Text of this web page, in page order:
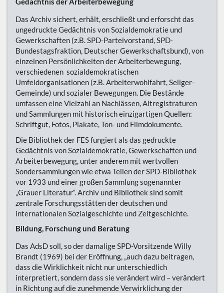
Das Archiv sichert, erhält, erschließt und erforscht das
ungedruckte Gedächtnis von Sozialdemokratie und
Gewerkschaften (z.B. SPD-Parteivorstand, SPD-
Bundestagsfraktion, Deutscher Gewerkschaftsbund), von
einzelnen Persönlichkeiten der Arbeiterbewegung,
verschiedenen sozialdemokratischen
Umfeldorganisationen (z.B. Arbeiterwohlfahrt, Seliger-
Gemeinde) und sozialer Bewegungen. Die Bestände
umfassen eine Vielzahl an Nachlässen, Altregistraturen
und Sammlungen mit historisch einzigartigen Quellen:
Schriftgut, Fotos, Plakate, Ton- und Filmdokumente.
Die Bibliothek der FES fungiert als das gedruckte
Gedächtnis von Sozialdemokratie, Gewerkschaften und
Arbeiterbewegung, unter anderem mit wertvollen
Sondersammlungen wie etwa Teilen der SPD-Bibliothek
vor 1933 und einer großen Sammlung sogenannter
„Grauer Literatur“. Archiv und Bibliothek sind somit
zentrale Forschungsstätten der deutschen und
internationalen Sozialgeschichte und Zeitgeschichte.
Bildung, Forschung und Beratung
Das AdsD soll, so der damalige SPD-Vorsitzende Willy
Brandt (1969) bei der Eröffnung, „auch dazu beitragen,
dass die Wirklichkeit nicht nur unterschiedlich
interpretiert, sondern dass sie verändert wird – verändert
in Richtung auf die zunehmende Verwirklichung der